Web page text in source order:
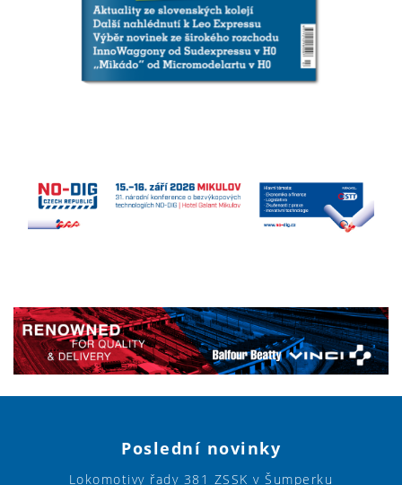
Poslední novinky
Lokomotivy řady 381 ZSSK v Šumperku